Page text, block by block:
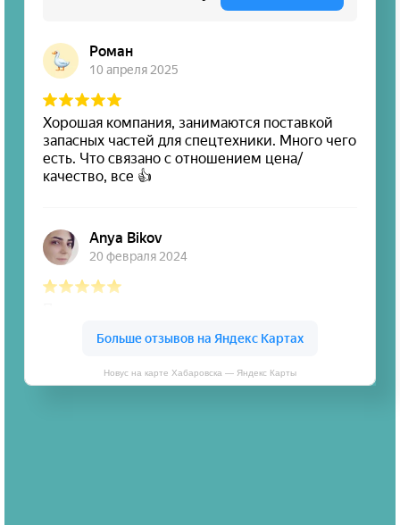
Новус на карте Хабаровска — Яндекс Карты